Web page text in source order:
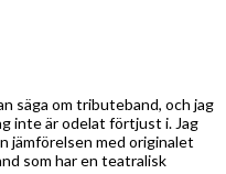
säga om tributeband, och jag
inte är odelat förtjust i. Jag
jämförelsen med originalet
som har en teatralisk